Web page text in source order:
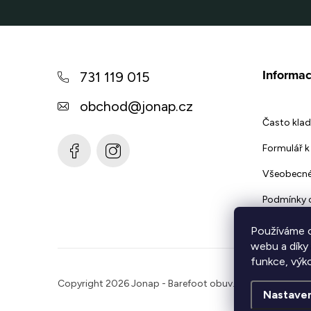
Používáme
webu a
funkce,
731 119 015
obchod@jonap.cz
Často
Formulář
Podmínky
Copyright 2026Jonap - Barefoot obuv. Všechna práva